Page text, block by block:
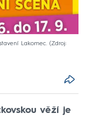
Lakomec.
Zdroj:
věží je